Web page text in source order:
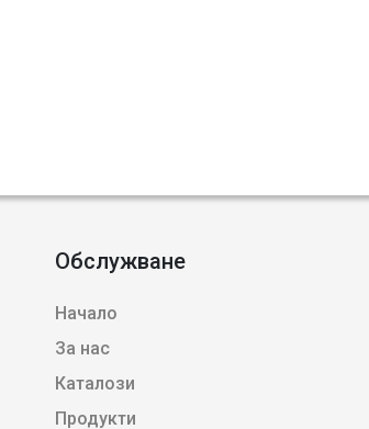
Обслужване
Начало
За нас
Каталози
Продукти